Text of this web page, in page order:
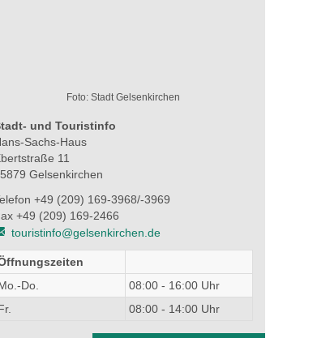
Foto: Stadt Gelsenkirchen
und Touristinfo
Sachs-Haus
11
Gelsenkirchen
+49 (209) 169-3968/-3969
+49 (209) 169-2466
touristinfo@gelsenkirchen.de
Do.
08:00 - 16:00 Uhr
08:00 - 14:00 Uhr